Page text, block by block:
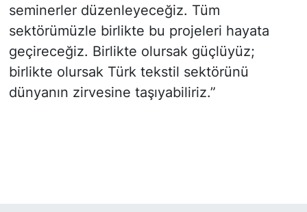
seminerler düzenleyeceğiz. Tüm
sektörümüzle birlikte bu projeleri hayata
geçireceğiz. Birlikte olursak güçlüyüz;
birlikte olursak Türk tekstil sektörünü
dünyanın zirvesine taşıyabiliriz.”